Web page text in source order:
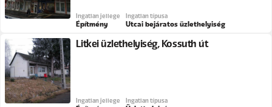
Ingatlan jellege
Építmény
Ingatlan típusa
Utcai bejáratos üzlethelyiség
Litkei üzlethelyiség, Kossuth út
Ingatlan jellege Ingatlan típusa